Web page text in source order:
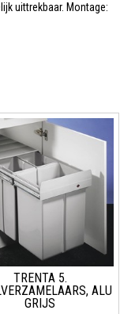
uittrekbaar. Montage:
TRENTA 5.
ALU
GRIJS